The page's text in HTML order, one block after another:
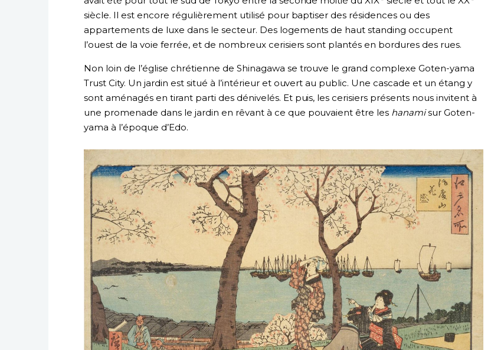
siècle. Il est encore régulièrement utilisé pour baptiser des résidences ou des
appartements de luxe dans le secteur. Des logements de haut standing occupent
l’ouest de la voie ferrée, et de nombreux cerisiers sont plantés en bordures des rues.
Non loin de l’église chrétienne de Shinagawa se trouve le grand complexe Goten-yama
Trust City. Un jardin est situé à l’intérieur et ouvert au public. Une cascade et un étang y
sont aménagés en tirant parti des dénivelés. Et puis, les cerisiers présents nous invitent à
une promenade dans le jardin en rêvant à ce que pouvaient être les hanamisur Goten-
yama à l’époque d’Edo.